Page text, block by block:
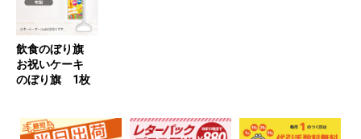
飲食のぼり旗
お祝いケーキ
のぼり旗 1枚